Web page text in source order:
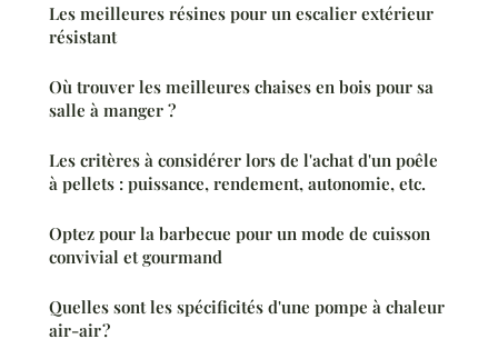
Les meilleures résines pour un escalier extérieur
résistant
Où trouver les meilleures chaises en bois pour sa
salle à manger ?
Les critères à considérer lors de l'achat d'un poêle
à pellets : puissance, rendement, autonomie, etc.
Optez pour la barbecue pour un mode de cuisson
convivial et gourmand
Quelles sont les spécificités d'une pompe à chaleur
air-air ?